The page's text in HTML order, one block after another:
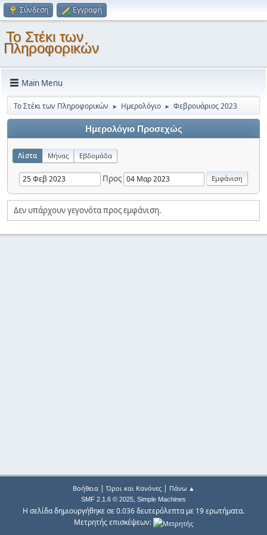
Σύνδεση Εγγραφή
Το Στέκι των
Πληροφορικών
Main Menu
Το Στέκι των Πληροφορικών ► Ημερολόγιο ► Φεβρουάριος 2023
Ημερολόγιο Προσεχώς
Λίστα Μήνας Εβδομάδα
Προς
Δεν υπάρχουν γεγονότα προς εμφάνιση.
Βοήθεια| Όροι και Κανόνες| Πάνω ▲
SMF 2.1.6 © 2025, Simple Machines
Η σελίδα δημιουργήθηκε σε 0.036 δευτερόλεπτα με 19 ερωτήματα.
Μετρητής επισκέψεων: